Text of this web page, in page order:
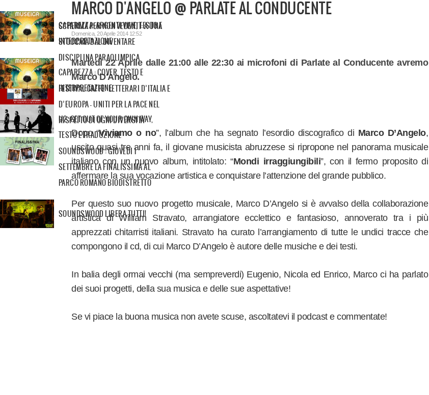
MARCO D'ANGELO @ PARLATE AL CONDUCENTE
Domenica, 20 Aprile 2014 12:52
Martedì 22 Aprile dalle 21:00 alle 22:30 ai microfoni di Parlate al Conducente avremo
Marco D'Angelo.
Dopo “Viviamo o no”, l’album che ha segnato l’esordio discografico di Marco D’Angelo,
uscito quasi tre anni fa, il giovane musicista abruzzese si ripropone nel panorama musicale
italiano con un nuovo album, intitolato: “Mondi irraggiungibili”, con il fermo proposito di
affermare la sua vocazione artistica e conquistare l’attenzione del grande pubblico.
Per questo suo nuovo progetto musicale, Marco D’Angelo si è avvalso della collaborazione
artistica di William Stravato, arrangiatore ecclettico e fantasioso, annoverato tra i più
apprezzati chitarristi italiani. Stravato ha curato l’arrangiamento di tutte le undici tracce che
compongono il cd, di cui Marco D’Angelo è autore delle musiche e dei testi.
In balia degli ormai vecchi (ma sempreverdi) Eugenio, Nicola ed Enrico, Marco ci ha parlato
dei suoi progetti, della sua musica e delle sue aspettative!
Se vi piace la buona musica non avete scuse, ascoltatevi il podcast e commentate!
SCHERMA PER NON VEDENTI: A UNA
STOCCATA DAL DIVENTARE
DISCIPLINA PARAOLIMPICA
FESTIVAL CAFFE’ LETTERARI D’ITALIA E
D’EUROPA - UNITI PER LA PACE NEL
RISPETTO DI OGNI DIVERSITÀ
SOUNDSWOOD : GIOVEDI 1
SETTEMBRE LA FINALISSIMA AL
PARCO ROMANO BIODISTRETTO
SOUNDSWOOD LIBERA TUTTI!
CAPAREZZA: ARGENTI VIVE, TESTO E
INTERPRETAZIONE
CAPAREZZA : COVER, TESTO E
INTERPRETAZIONE
U2 :GET OUT OF YOUR OWN WAY,
TESTO E TRADUZIONE